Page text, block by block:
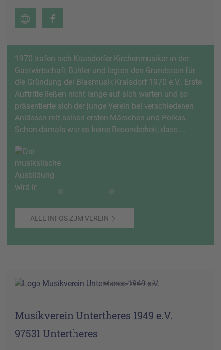
1970 trafen sich Kraisdorfer Kirchenmusiker in der
Gastwirtschaft Bühler und legten den Grundstein für
die Gründung der Blasmusik Kraisdorf 1970 e.V.. Erste
Auftritte ließen nicht lange auf sich warten und so
präsentierte sich der junge Verein bei verschiedenen
Anlässen mit seinen ersten Märschen und Polkas.
Schon damals war es keine Besonderheit, dass ...
ALLE INFOS ZUM VEREIN
Musikverein Untertheres 1949 e.V.
97531 Untertheres
Musikverein Untertheres